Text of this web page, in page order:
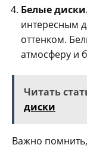
Белые
интересным
оттенком.
атмосферу и
Читать
диски
Важно